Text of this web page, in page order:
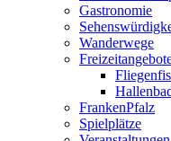
Gastronomie
Wanderwege
FrankenPfalz
Spielplätze